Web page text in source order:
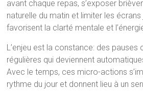
avant chaque repas, s’exposer
naturelle du matin et limiter les
favorisent la clarté mentale et
L’enjeu est la constance: des pauses
régulières qui deviennent
Avec le temps, ces micro-actions
rythme du jour et donnent lieu à un